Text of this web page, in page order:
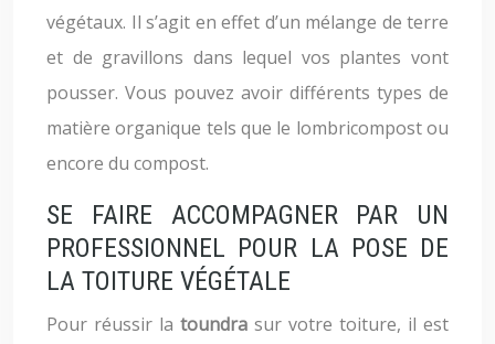
végétaux. Il s’agit en effet d’un mélange de terre
et de gravillons dans lequel vos plantes vont
pousser. Vous pouvez avoir différents types de
matière organique tels que le lombricompost ou
encore du compost.
SE FAIRE ACCOMPAGNER PAR UN
PROFESSIONNEL POUR LA POSE DE
LA TOITURE VÉGÉTALE
Pour réussir la toundra sur votre toiture, il est